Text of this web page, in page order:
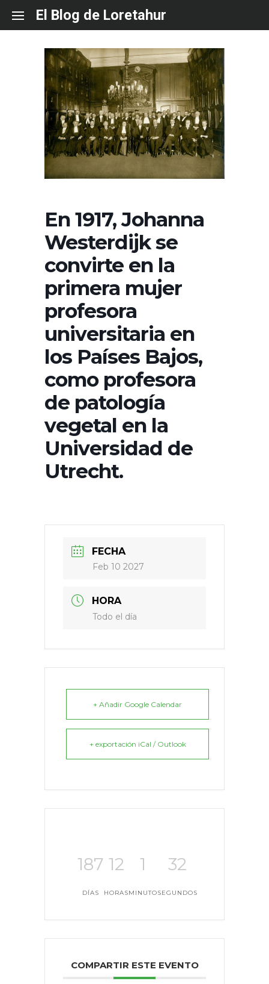
content
El Blog de Loretahur
En 1917, Johanna
Westerdijk se
convirte en la
primera mujer
profesora
universitaria en
los Países Bajos,
como profesora
de patología
vegetal en la
Universidad de
Utrecht.
FECHA
Feb 10 2027
HORA
Todo el día
+ Añadir Google Calendar
+ exportación iCal / Outlook
187
DÍAS
12
HORAS
1
MINUTO
32
SEGUNDOS
COMPARTIR ESTE EVENTO